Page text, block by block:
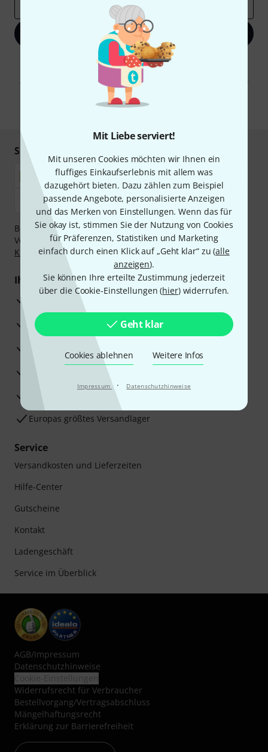
Mit Liebe serviert!
Mit unseren Cookies möchten wir Ihnen ein
fluffiges Einkaufserlebnis mit allem was
dazugehört bieten. Dazu zählen zum Beispiel
passende Angebote, personalisierte Anzeigen
und das Merken von Einstellungen. Wenn das für
Sie okay ist, stimmen Sie der Nutzung von Cookies
für Präferenzen, Statistiken und Marketing
einfach durch einen Klick auf „Geht klar“ zu (alle
anzeigen).
Sie können Ihre erteilte Zustimmung jederzeit
über die Cookie-Einstellungen (hier) widerrufen.
Geht klar
Cookies ablehnen Weitere Infos
Impressum · Datenschutzhinweise
Jetzt anmelden
Mit Klick auf „Jetzt anmelden“ stimmen Sie dem Erhalt von E-Mail-
Werbung und einer Messung des E-Mail-Nutzungsverhaltens zu. Die
Abmeldung ist jederzeit möglich. Weitere Informationen finden Sie in
unserenDatenschutzhinweisen
* Pflichtfeld
Sicher einkaufen & bezahlen
Bezahlen Sie vertraulich und sicher per Nachnahme,
Vorkasse, PayPal, Amazon Pay,Klarna Sofort bezahlen
Klarna Ratenzahlungoder Kreditkarte.
Ihre Vorteile
3 Jahre Thomann Garantie
30 Tage Money-Back-Garantie
Beratung durch Fachexperten
Zufriedenheitsgarantie
Europas größtes Versandlager
Service
Versandkosten und Lieferzeiten
Hilfe-Center
Gutscheine
Kontakt
Ladengeschäft
Service im Überblick
AGB/Impressum
Datenschutzhinweise
Widerrufsrecht für Verbraucher
Bestellvorgang/Vertragsabschluss
Mängelhaftungsrecht
Erklärung zur Barrierefreiheit